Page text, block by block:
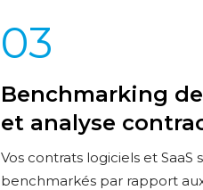
03
Benchmarking
et analyse
Vos contrats logiciels et SaaS
benchmarkés par rapport